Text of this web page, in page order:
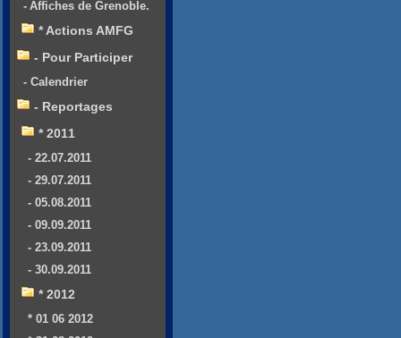
- Affiches de Grenoble.
* Actions AMFG
- Pour Participer
- Calendrier
- Reportages
* 2011
- 22.07.2011
- 29.07.2011
- 05.08.2011
- 09.09.2011
- 23.09.2011
- 30.09.2011
* 2012
* 01 06 2012